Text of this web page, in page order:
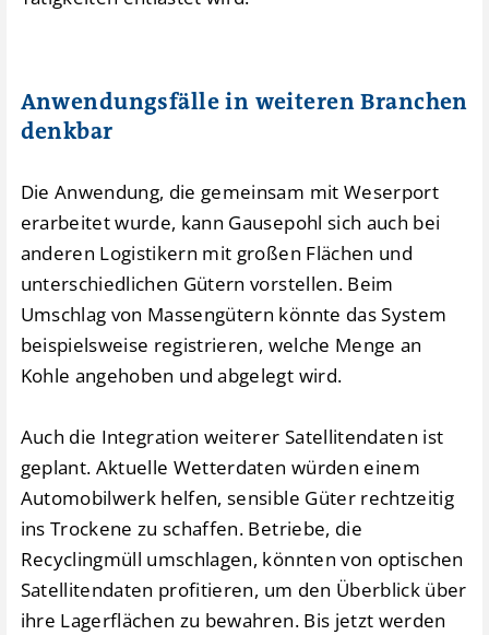
Anwendungsfälle in weiteren Branchen
denkbar
Die Anwendung, die gemeinsam mit Weserport
erarbeitet wurde, kann Gausepohl sich auch bei
anderen Logistikern mit großen Flächen und
unterschiedlichen Gütern vorstellen. Beim
Umschlag von Massengütern könnte das System
beispielsweise registrieren, welche Menge an
Kohle angehoben und abgelegt wird.
Auch die Integration weiterer Satellitendaten ist
geplant. Aktuelle Wetterdaten würden einem
Automobilwerk helfen, sensible Güter rechtzeitig
ins Trockene zu schaffen. Betriebe, die
Recyclingmüll umschlagen, könnten von optischen
Satellitendaten profitieren, um den Überblick über
ihre Lagerflächen zu bewahren. Bis jetzt werden